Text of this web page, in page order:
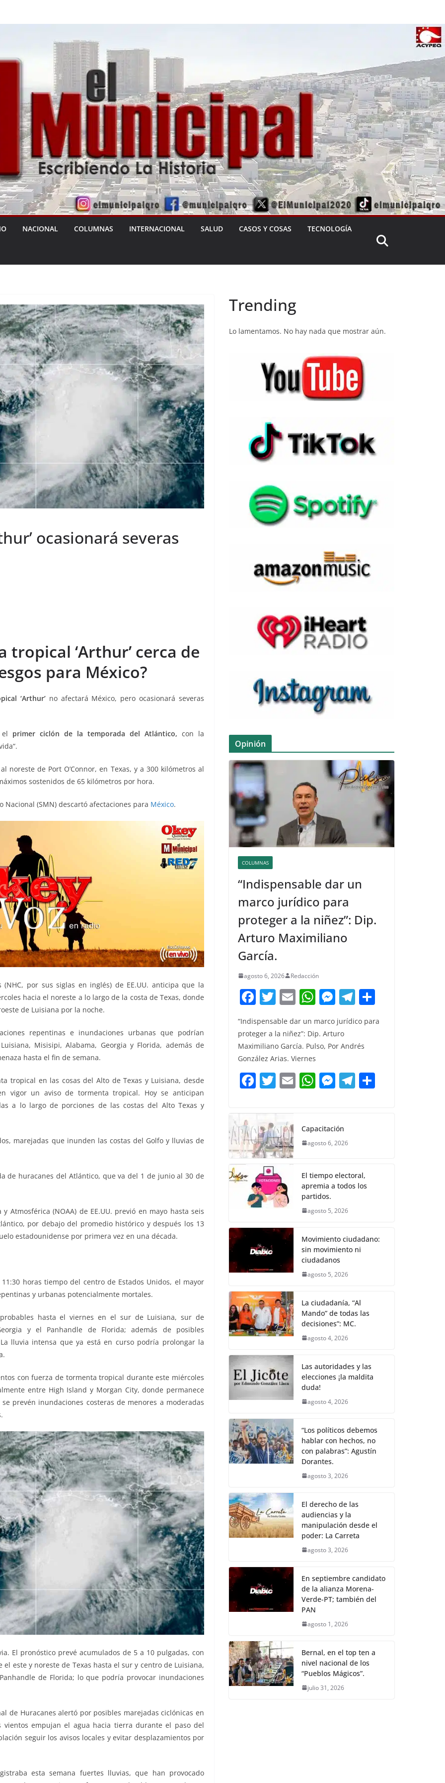
NACIONAL COLUMNAS INTERNACIONAL SALUD CASOS Y COSAS TECNOLOGÍA
ocasionará severas
‘Arthur’ cerca de
para México?
‘Arthur’no afectará México, pero ocasionará severas
primer ciclón de la temporada del Atlántico, con la
noreste de Port O’Connor, en Texas, y a 300 kilómetros al
sostenidos de 65 kilómetros por hora.
(SMN) descartó afectaciones para México.
por sus siglas en inglés) de EE.UU. anticipa que la
hacia el noreste a lo largo de la costa de Texas, donde
de Luisiana por la noche.
repentinas e inundaciones urbanas que podrían
Misisipi, Alabama, Georgia y Florida, además de
hasta el fin de semana.
tropical en las cosas del Alto de Texas y Luisiana, desde
vigor un aviso de tormenta tropical. Hoy se anticipan
a lo largo de porciones de las costas del Alto Texas y
marejadas que inunden las costas del Golfo y lluvias de
de huracanes del Atlántico, que va del 1 de junio al 30 de
Atmosférica (NOAA) de EE.UU. previó en mayo hasta seis
por debajo del promedio histórico y después los 13
estadounidense por primera vez en una década.
horas tiempo del centro de Estados Unidos, el mayor
y urbanas potencialmente mortales.
hasta el viernes en el sur de Luisiana, sur de
y el Panhandle de Florida; además de posibles
lluvia intensa que ya está en curso podría prolongar la
con fuerza de tormenta tropical durante este miércoles
entre High Island y Morgan City, donde permanece
prevén inundaciones costeras de menores a moderadas
El pronóstico prevé acumulados de 5 a 10 pulgadas, con
este y noreste de Texas hasta el sur y centro de Luisiana,
de Florida; lo que podría provocar inundaciones
de Huracanes alertó por posibles marejadas ciclónicas en
vientos empujan el agua hacia tierra durante el paso del
seguir los avisos locales y evitar desplazamientos por
esta semana fuertes lluvias, que han provocado
Trending
Lo lamentamos. No hay nada que mostrar aún.
Opinión
COLUMNAS
“Indispensable dar un
marco jurídico para
proteger a la niñez”: Dip.
Arturo Maximiliano
García.
agosto 6, 2026 Redacción
F
c
e
b
o
o
k
T
w
itt
er
E
ai
l
W
at
s
p
p
M
e
ss
e
g
er
T
e
gr
m
m
“Indispensable dar un marco jurídico para
proteger a la niñez”: Dip. Arturo
Maximiliano García. Pulso, Por Andrés
González Arias. Viernes
F
c
e
b
o
o
k
T
itt
er
E W
s
A
p
M
e
n
er
T
Capacitación
agosto 6, 2026
El tiempo electoral,
apremia a todos los
partidos.
agosto 5, 2026
Movimiento ciudadano:
sin movimiento ni
ciudadanos
agosto 5, 2026
La ciudadanía, “Al
Mando” de todas las
decisiones”: MC.
agosto 4, 2026
Las autoridades y las
elecciones ¡la maldita
duda!
agosto 4, 2026
“Los políticos debemos
hablar con hechos, no
con palabras”: Agustín
Dorantes.
agosto 3, 2026
El derecho de las
audiencias y la
manipulación desde el
poder: La Carreta
agosto 3, 2026
En septiembre candidato
de la alianza Morena-
Verde-PT; también del
PAN
agosto 1, 2026
Bernal, en el top ten a
nivel nacional de los
“Pueblos Mágicos”.
julio 31, 2026